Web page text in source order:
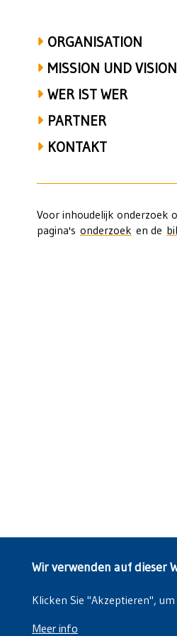
ORGANISATION
MISSION UND VISION
WER IST WER
PARTNER
KONTAKT
Voor inhoudelijk onderzoek
pagina's onderzoek en de
Wir verwenden auf dieser
Klicken Sie "Akzeptieren",
Meer info